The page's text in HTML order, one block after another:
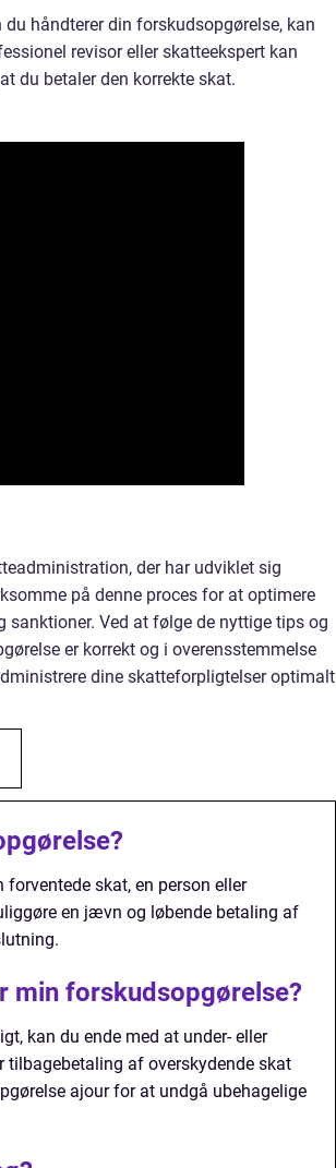
håndterer din forskudsopgørelse, kan
revisor eller skatteekspert kan
du betaler den korrekte skat.
der har udviklet sig
på denne proces for at optimere
Ved at følge de nyttige tips og
er korrekt og i overensstemmelse
dine skatteforpligtelser optimalt
skat, en person eller
en jævn og løbende betaling af
min forskudsopgørelse?
kan du ende med at under- eller
tilbagebetaling af overskydende skat
ajour for at undgå ubehagelige